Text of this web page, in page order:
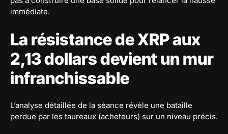
immédiate.
La résistance de XRP aux
2,13 dollars devient un mur
infranchissable
L’analyse détaillée de la séance révèle une bataille
perdue par les taureaux (acheteurs) sur un niveau précis.